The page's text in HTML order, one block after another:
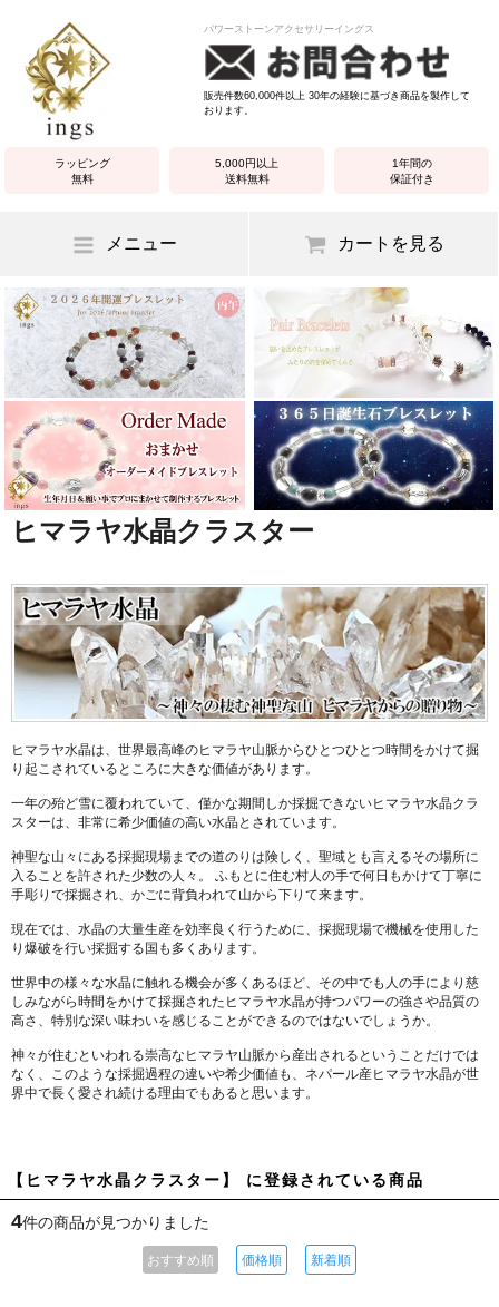
パワーストーンアクセサリーイングス
販売件数60,000件以上 30年の経験に基づき商品を製作して
おります。
ラッピング
無料
5,000円以上
送料無料
1年間の
保証付き
メニュー カートを見る
ヒマラヤ水晶クラスター
ヒマラヤ水晶は、世界最高峰のヒマラヤ山脈からひとつひとつ時間をかけて掘
り起こされているところに大きな価値があります。
一年の殆ど雪に覆われていて、僅かな期間しか採掘できないヒマラヤ水晶クラ
スターは、非常に希少価値の高い水晶とされています。
神聖な山々にある採掘現場までの道のりは険しく、聖域とも言えるその場所に
入ることを許された少数の人々。 ふもとに住む村人の手で何日もかけて丁寧に
手彫りで採掘され、かごに背負われて山から下りて来ます。
現在では、水晶の大量生産を効率良く行うために、採掘現場で機械を使用した
り爆破を行い採掘する国も多くあります。
世界中の様々な水晶に触れる機会が多くあるほど、その中でも人の手により慈
しみながら時間をかけて採掘されたヒマラヤ水晶が持つパワーの強さや品質の
高さ、特別な深い味わいを感じることができるのではないでしょうか。
神々が住むといわれる崇高なヒマラヤ山脈から産出されるということだけでは
なく、このような採掘過程の違いや希少価値も、ネパール産ヒマラヤ水晶が世
界中で長く愛され続ける理由でもあると思います。
【ヒマラヤ水晶クラスター】 に登録されている商品
4件の商品が見つかりました
おすすめ順 価格順 新着順